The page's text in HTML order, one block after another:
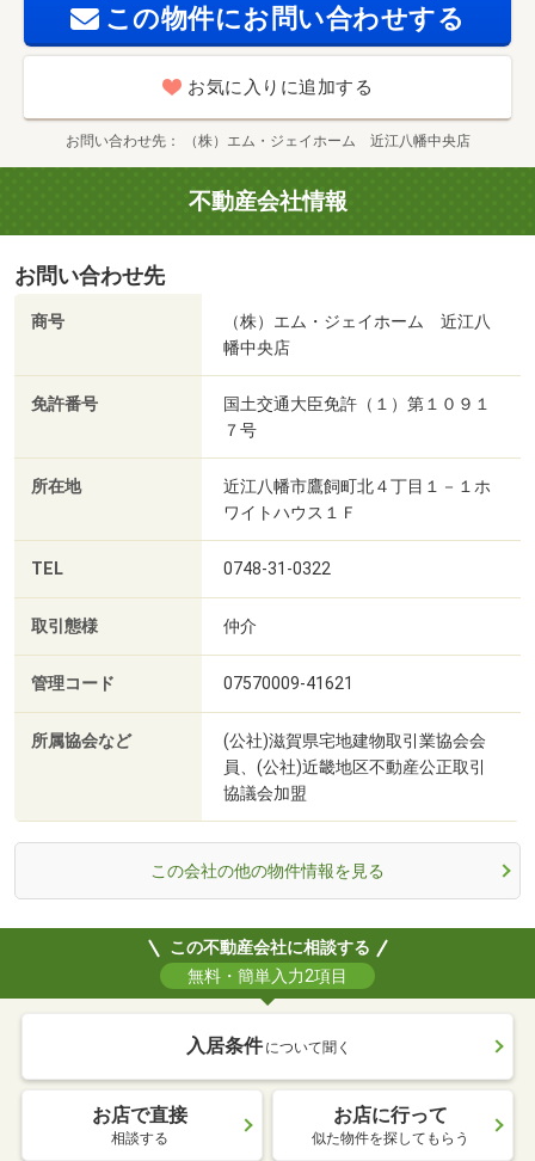
この物件にお問い合わせする
お気に入りに追加する
お問い合わせ先 （株）エム・ジェイホーム 近江八幡中央店
不動産会社情報
お問い合わせ先
商号
（株）エム・ジェイホーム 近江八
幡中央店
免許番号
国土交通大臣免許（１）第１０９１
７号
所在地
近江八幡市鷹飼町北４丁目１－１ホ
ワイトハウス１Ｆ
TEL 0748-31-0322
取引態様 仲介
管理コード 07570009-41621
所属協会など
(公社)滋賀県宅地建物取引業協会会
員、(公社)近畿地区不動産公正取引
協議会加盟
この会社の他の物件情報を見る
この不動産会社に相談する
無料・簡単入力2項目
入居条件 について聞く
お店で直接
相談する
お店に行って
似た物件を探してもらう